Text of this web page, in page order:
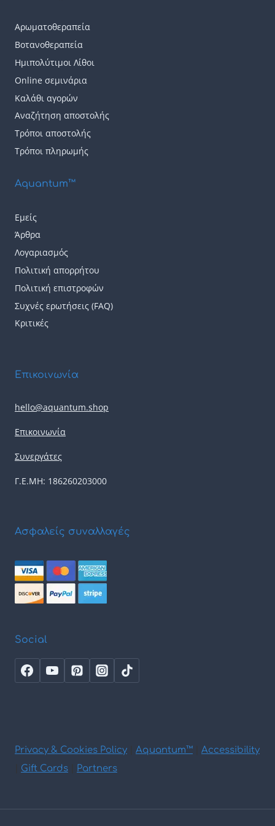
Αρωματοθεραπεία
Βοτανοθεραπεία
Ημιπολύτιμοι Λίθοι
Online σεμινάρια
Καλάθι αγορών
Αναζήτηση αποστολής
Τρόποι αποστολής
Τρόποι πληρωμής
Aquantum™
Εμείς
Άρθρα
Λογαριασμός
Πολιτική απορρήτου
Πολιτική επιστροφών
Συχνές ερωτήσεις (FAQ)
Κριτικές
Επικοινωνία
hello@aquantum.shop
Επικοινωνία
Συνεργάτες
Γ.Ε.ΜΗ: 186260203000
Ασφαλείς συναλλαγές
Social
Privacy & Cookies Policy Aquantum™
Accessibility
Gift Cards Partners